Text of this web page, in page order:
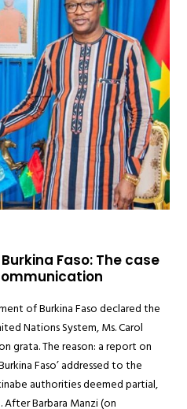
Faso: The case
of Burkina Faso declared the
Nations System, Ms. Carol
grata. The reason: a report on
Faso’ addressed to the
authorities deemed partial,
Barbara Manzi (on